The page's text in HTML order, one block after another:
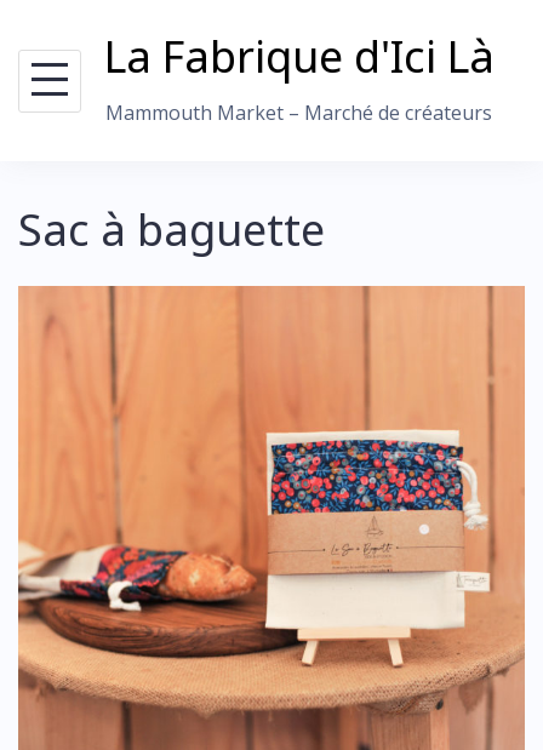
to
content
La Fabrique d'Ici Là
Mammouth Market – Marché de créateurs
Sac à baguette